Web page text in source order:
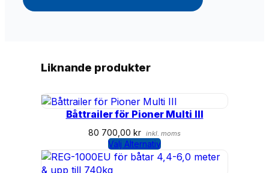
Liknande produkter
Båttrailer för Pioner Multi III
80 700,00 kr inkl. moms
Välj Alternativ